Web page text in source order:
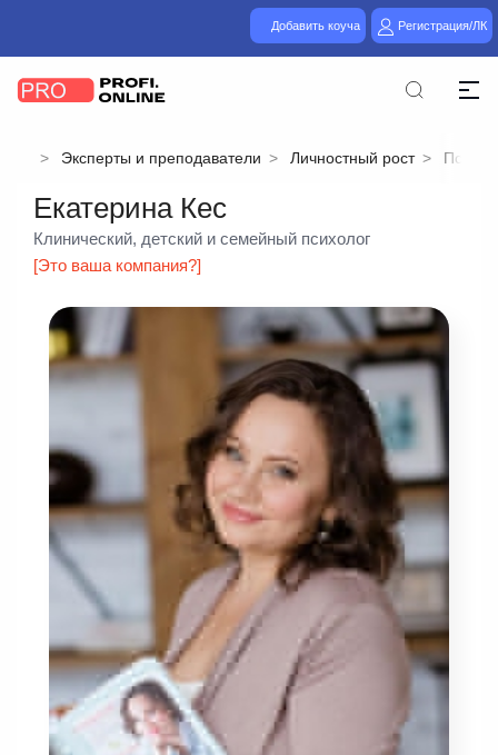
Добавить коуча Регистрация/ЛК
Эксперты и преподаватели Личностный рост
Екатерина Кес
Клинический, детский и семейный психолог
[Это ваша компания?]